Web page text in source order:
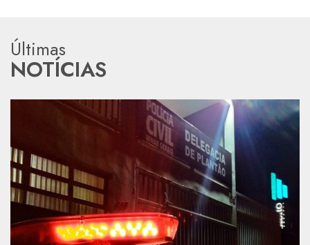
Últimas
NOTÍCIAS